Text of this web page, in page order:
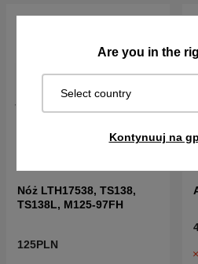
Are you in the
Select country
Kontynuuj na
Nóż LTH17538, TS138,
TS138L, M125-97FH
125PLN